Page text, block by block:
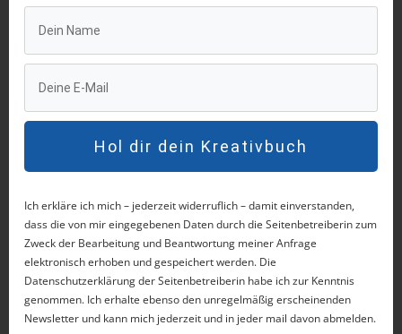
vorgeschrieben ist.
Zur Wahrung der Widerrufsfrist reicht es aus,
dass Sie die Mitteilung über die Ausübung des
Widerrufsrechts vor Ablauf der Widerrufsfrist
absenden.
Wenn Sie diesen Vertrag widerrufen, haben wir
Ihnen alle Zahlungen, die wir von Ihnen erhalten
haben, einschließlich der Lieferkosten (mit
Ausnahme der zusätzlichen Kosten, die sich
Hol dir dein Kreativbuch
Ich erkläre ich mich – jederzeit widerruflich – damit einverstanden,
dass die von mir eingegebenen Daten durch die Seitenbetreiberin zum
Zweck der Bearbeitung und Beantwortung meiner Anfrage
elektronisch erhoben und gespeichert werden. Die
Datenschutzerklärung der Seitenbetreiberin habe ich zur Kenntnis
genommen. Ich erhalte ebenso den unregelmäßig erscheinenden
Newsletter und kann mich jederzeit und in jeder mail davon abmelden.